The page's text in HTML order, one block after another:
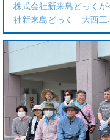
株式会社新来島どっく
社新来島どっく 大西工